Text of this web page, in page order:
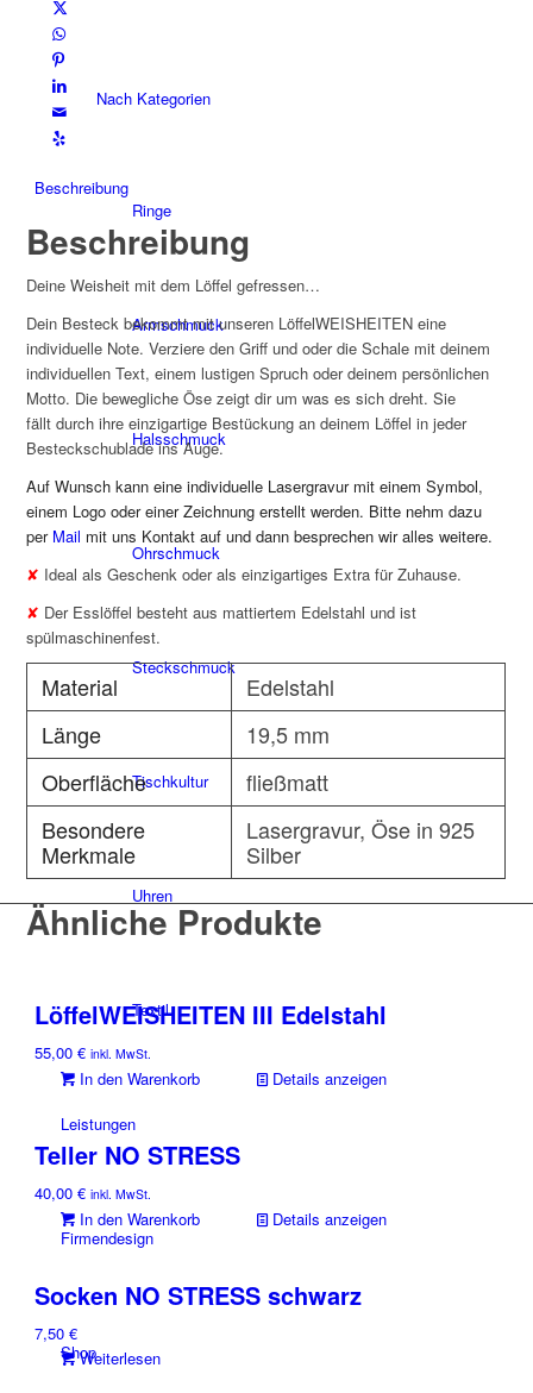
Nach Kategorien
Ringe
Armschmuck
Halsschmuck
Ohrschmuck
Steckschmuck
Tischkultur
Uhren
Textil
Leistungen
Firmendesign
Shop
Beschreibung
Beschreibung
Deine Weisheit mit dem Löffel gefressen…
Dein Besteck bekommt mit unseren LöffelWEISHEITEN eine
individuelle Note. Verziere den Griff und oder die Schale mit deinem
individuellen Text, einem lustigen Spruch oder deinem persönlichen
Motto. Die bewegliche Öse zeigt dir um was es sich dreht. Sie
fällt durch ihre einzigartige Bestückung an deinem Löffel in jeder
Besteckschublade ins Auge.
Auf Wunsch kann eine individuelle Lasergravur mit einem Symbol,
einem Logo oder einer Zeichnung erstellt werden. Bitte nehm dazu
per Mail mit uns Kontakt auf und dann besprechen wir alles weitere.
✘ Ideal als Geschenk oder als einzigartiges Extra für Zuhause.
✘ Der Esslöffel besteht aus mattiertem Edelstahl und ist
spülmaschinenfest.
Material
Edelstahl
Länge
19,5 mm
Oberfläche
fließmatt
Besondere
Merkmale
Lasergravur, Öse in 925
Silber
Ähnliche Produkte
LöffelWEISHEITEN III Edelstahl
55,00€ inkl. MwSt.
In den Warenkorb Details anzeigen
Teller NO STRESS
40,00€ inkl. MwSt.
In den Warenkorb Details anzeigen
Socken NO STRESS schwarz
7,50€
Weiterlesen